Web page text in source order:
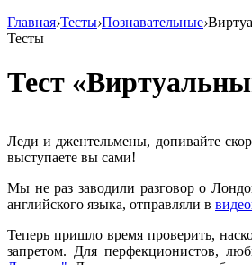
Главная›Тесты›Познавательные›
Тесты
Тест
Леди и джентельмены, допивайте
выступаете вы сами!
Мы не раз заводили разговор о
английского языка, отправляли в
Теперь пришло время проверить,
запретом. Для перфекционистов,